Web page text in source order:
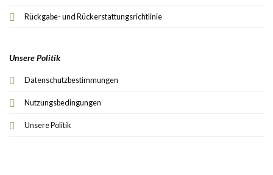
Rückgabe- und Rückerstattungsrichtlinie
Unsere Politik
Datenschutzbestimmungen
Nutzungsbedingungen
Unsere Politik